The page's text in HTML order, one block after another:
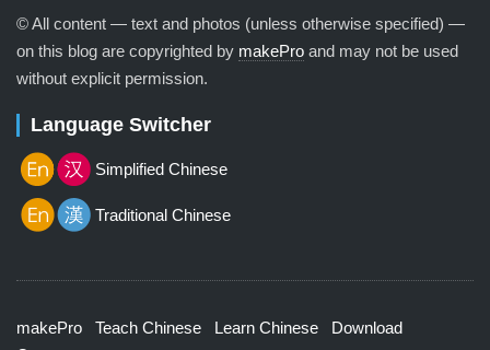
© All content — text and photos (unless otherwise specified) —
on this blog are copyrighted by makePro and may not be used
without explicit permission.
Language Switcher
Simplified Chinese
Traditional Chinese
makePro Teach Chinese Learn Chinese
Download